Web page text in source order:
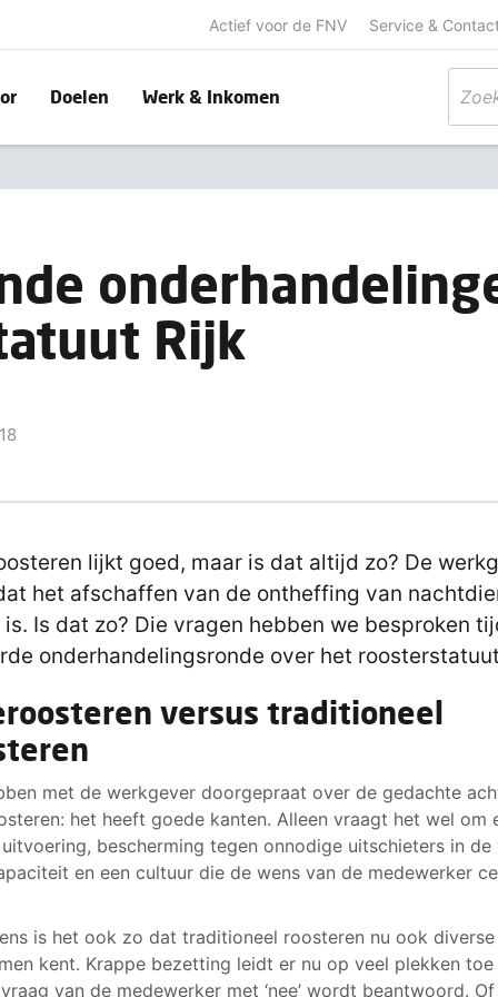
Actief voor de FNV Service &
Doelen Werk & Inkomen
Rijk
lijkt goed, maar is dat altijd zo? De
het afschaffen van de ontheffing van
Is dat zo? Die vragen hebben we besproken
onderhandelingsronde over het
versus traditioneel
met de werkgever doorgepraat over de gedachte
het heeft goede kanten. Alleen vraagt het wel om
bescherming tegen onnodige uitschieters in de
en een cultuur die de wens van de medewerker
is het ook zo dat traditioneel roosteren nu ook diverse
kent. Krappe bezetting leidt er nu op veel plekken
van de medewerker met ‘nee’ wordt beantwoord.